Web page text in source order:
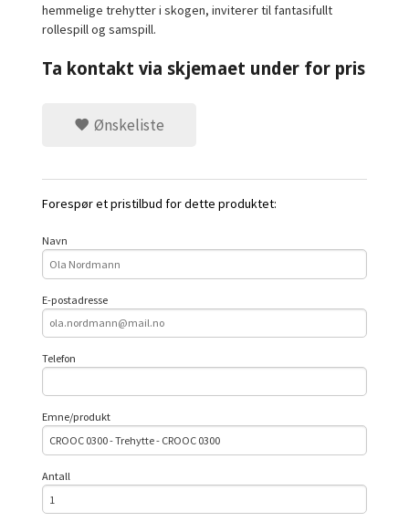
hemmelige trehytter i skogen, inviterer til fantasifullt
rollespill og samspill.
Ta kontakt via skjemaet under for pris
Ønskeliste
Forespør et pristilbud for dette produktet:
Navn
E-postadresse
Telefon
Emne/produkt
Antall